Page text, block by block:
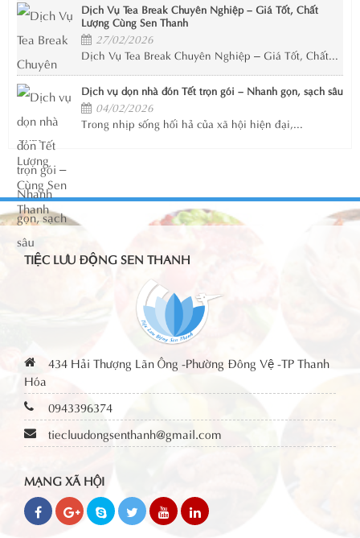
Dịch Vụ Tea Break Chuyên Nghiệp – Giá Tốt, Chất
Lượng Cùng Sen Thanh
27/02/2026
Dịch Vụ Tea Break Chuyên Nghiệp – Giá Tốt, Chất...
Dịch vụ dọn nhà đón Tết trọn gói – Nhanh gọn, sạch sâu
04/02/2026
Trong nhịp sống hối hả của xã hội hiện đại,...
TIỆC LƯU ĐỘNG SEN THANH
434 Hải Thượng Lãn Ông -Phường Đông Vệ -TP Thanh
Hóa
0943396374
tiecluudongsenthanh@gmail.com
MẠNG XÃ HỘI